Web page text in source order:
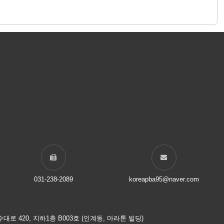
031-238-2089 koreapba95@naver.com
대로 420, 지하1층 B003호 (인계동, 마라톤 빌딩)